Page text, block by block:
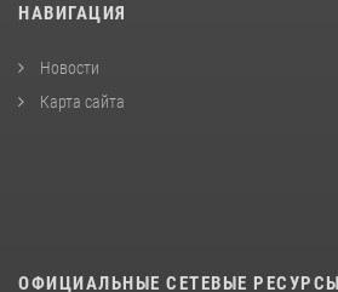
НАВИГАЦИЯ
Новости
Карта сайта
ОФИЦИАЛЬНЫЕ СЕТЕВЫЕ РЕСУРСЫ